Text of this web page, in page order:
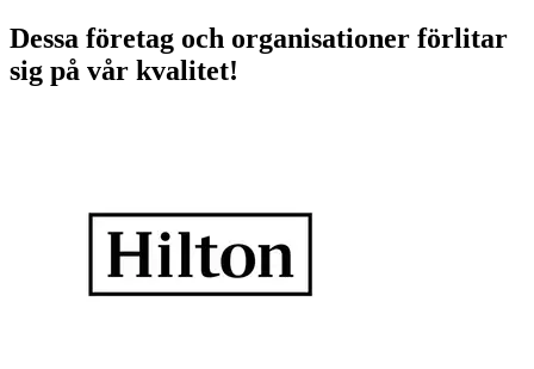
Dessa företag och organisationer förlitar
sig på vår kvalitet!